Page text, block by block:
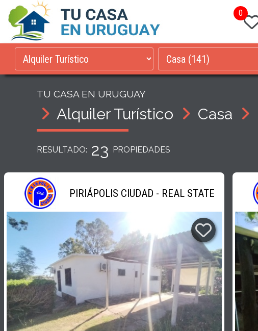
0
TU CASA EN URUGUAY
Alquiler Turístico Casa
RESULTADO: 23 PROPIEDADES
PIRIÁPOLIS CIUDAD - REAL STATE